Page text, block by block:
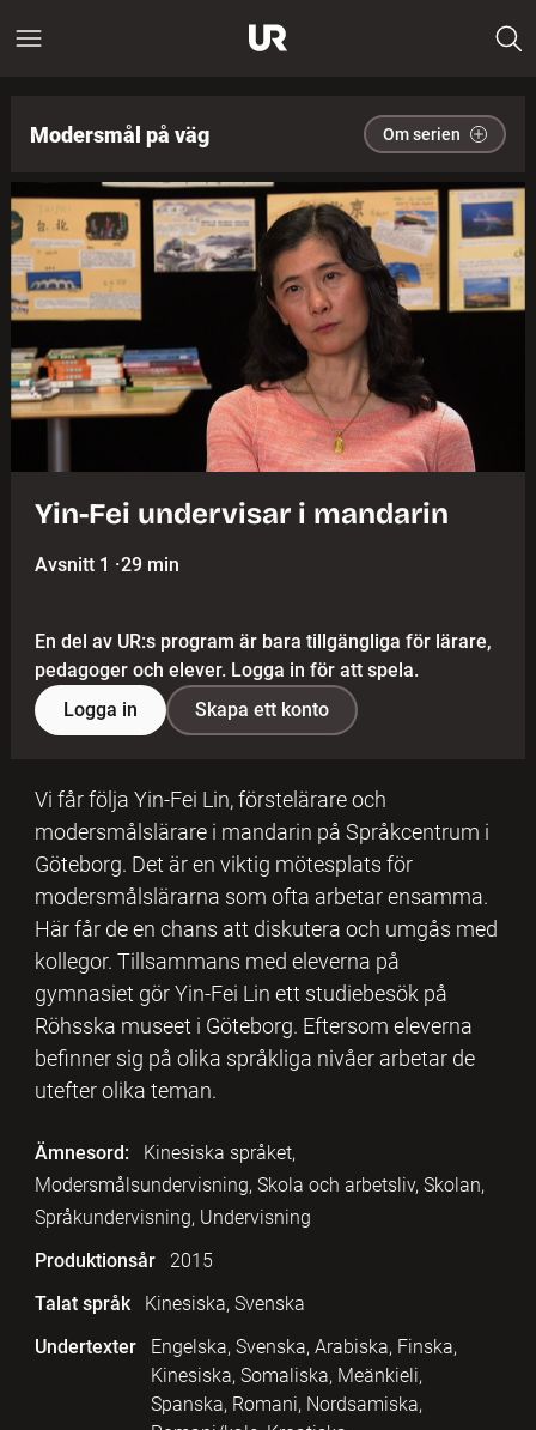
Modersmål på väg Om serien
Yin-Fei undervisar i mandarin
Avsnitt 1 ·29 min
En del av UR:s program är bara tillgängliga för lärare,
pedagoger och elever. Logga in för att spela.
Logga in
Skapa ett konto
Vi får följa Yin-Fei Lin, förstelärare och
modersmålslärare i mandarin på Språkcentrum i
Göteborg. Det är en viktig mötesplats för
modersmålslärarna som ofta arbetar ensamma.
Här får de en chans att diskutera och umgås med
kollegor. Tillsammans med eleverna på
gymnasiet gör Yin-Fei Lin ett studiebesök på
Röhsska museet i Göteborg. Eftersom eleverna
befinner sig på olika språkliga nivåer arbetar de
utefter olika teman.
Ämnesord:
Kinesiska språket,
Modersmålsundervisning, Skola och arbetsliv, Skolan,
Språkundervisning, Undervisning
Produktionsår
2015
Talat språk
Kinesiska, Svenska
Undertexter
Engelska, Svenska, Arabiska, Finska,
Kinesiska, Somaliska, Meänkieli,
Spanska, Romani, Nordsamiska,